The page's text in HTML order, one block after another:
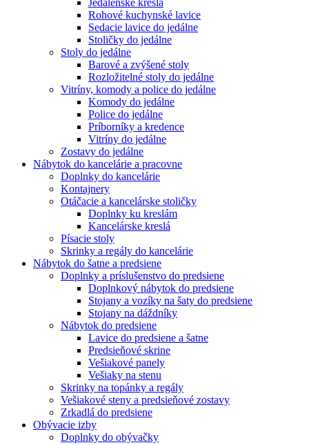
Rohové kuchynské lavice
Sedacie lavice do jedálne
Stoličky do jedálne
Stoly do jedálne
Barové a zvýšené stoly
Rozložitelné stoly do jedálne
Vitríny, komody a police do jedálne
Komody do jedálne
Police do jedálne
Príborníky a kredence
Vitríny do jedálne
Zostavy do jedálne
Nábytok do kancelárie a pracovne
Doplnky do kancelárie
Kontajnery
Otáčacie a kancelárske stoličky
Doplnky ku kreslám
Kancelárske kreslá
Písacie stoly
Skrinky a regály do kancelárie
Nábytok do šatne a predsiene
Doplnky a príslušenstvo do predsiene
Doplnkový nábytok do predsiene
Stojany a vozíky na šaty do predsiene
Stojany na dáždníky
Nábytok do predsiene
Lavice do predsiene a šatne
Predsieňové skrine
Vešiakové panely
Vešiaky na stenu
Skrinky na topánky a regály
Vešiakové steny a predsieňové zostavy
Zrkadlá do predsiene
Obývacie izby
Doplnky do obývačky